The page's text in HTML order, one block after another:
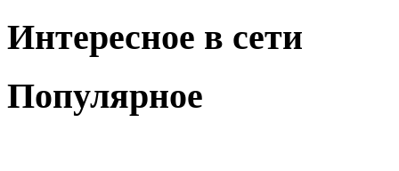
Интересное в сети
Популярное